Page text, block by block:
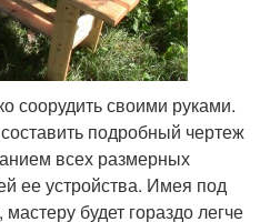
соорудить своими руками.
подробный чертеж
всех размерных
ее устройства. Имея под
будет гораздо легче